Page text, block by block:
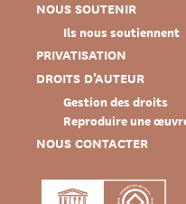
NOUS SOUTENIR
Ils nous soutiennent
PRIVATISATION
DROITS D’AUTEUR
Gestion des droits
Reproduire une
NOUS CONTACTER